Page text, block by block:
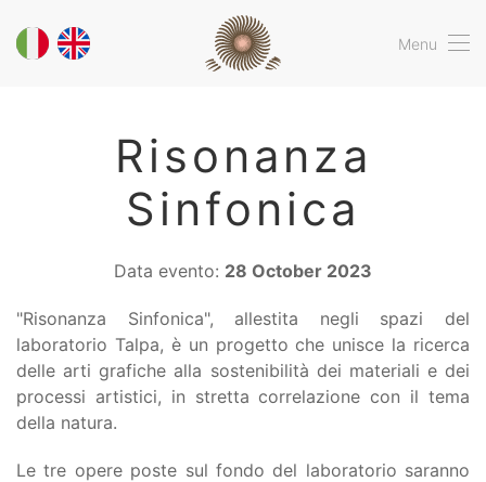
Menu
Risonanza
Sinfonica
Data evento: 28 October 2023
"Risonanza Sinfonica", allestita negli spazi del
laboratorio Talpa, è un progetto che unisce la ricerca
delle arti grafiche alla sostenibilità dei materiali e dei
processi artistici, in stretta correlazione con il tema
della natura.
Le tre opere poste sul fondo del laboratorio saranno